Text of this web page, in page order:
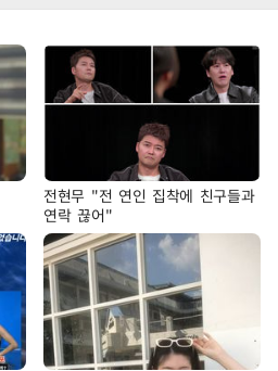
전현무 "전 연인 집착에 친구들과
연락 끊어"